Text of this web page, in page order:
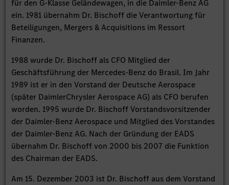
für den G-Klasse Geländewagen, in die Daimler-Benz AG
ein. 1981 übernahm Dr. Bischoff die Verantwortung für
Beteiligungen, Mergers & Acquisitions im Ressort
Finanzen.
1988 wurde Dr. Bischoff als CFO Mitglied der
Geschäftsführung der Mercedes-Benz do Brasil. Im Jahr
1989 ist er in den Vorstand der Deutsche Aerospace
(später DaimlerChrysler Aerospace AG) als CFO berufen
worden. 1995 wurde Dr. Bischoff Vorstandsvorsitzender
der Daimler-Benz Aerospace und Mitglied des Vorstandes
der Daimler-Benz AG. Nach der Gründung der EADS
übernahm Dr. Bischoff von 2000 bis 2007 die Funktion
des Chairman der EADS.
Am 15. Dezember 2003 ist Dr. Bischoff aus dem Vorstand